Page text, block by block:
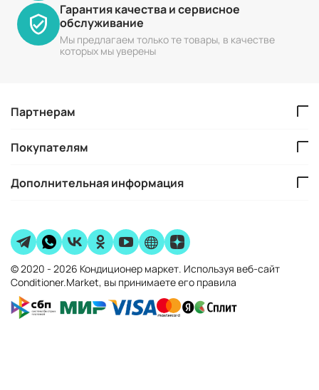
Гарантия качества и сервисное
обслуживание
Мы предлагаем только те товары, в качестве
которых мы уверены
Партнерам
Покупателям
Дополнительная информация
© 2020 - 2026 Кондиционер маркет. Используя веб-сайт
Conditioner.Market, вы принимаете его правила